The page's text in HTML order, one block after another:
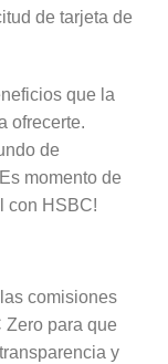
de tarjeta de
que la
ofrecerte.
de
momento de
con HSBC!
comisiones
Zero para que
y